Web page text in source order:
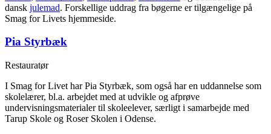
dansk julemad. Forskellige uddrag fra bøgerne er tilgængelige på
Smag for Livets hjemmeside.
Pia Styrbæk
Restauratør
I Smag for Livet har Pia Styrbæk, som også har en uddannelse som
skolelærer, bl.a. arbejdet med at udvikle og afprøve
undervisningsmaterialer til skoleelever, særligt i samarbejde med
Tarup Skole og Roser Skolen i Odense.